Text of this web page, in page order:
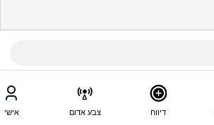
דיווח צבע אדום אישי